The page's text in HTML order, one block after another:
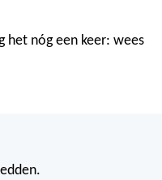
het nóg een keer: wees